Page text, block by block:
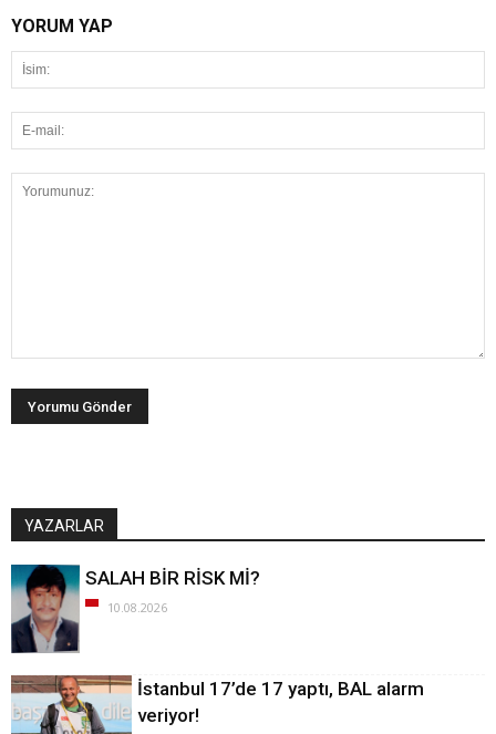
YORUM YAP
YAZARLAR
SALAH BİR RİSK Mİ?
10.08.2026
İstanbul 17’de 17 yaptı, BAL alarm
veriyor!